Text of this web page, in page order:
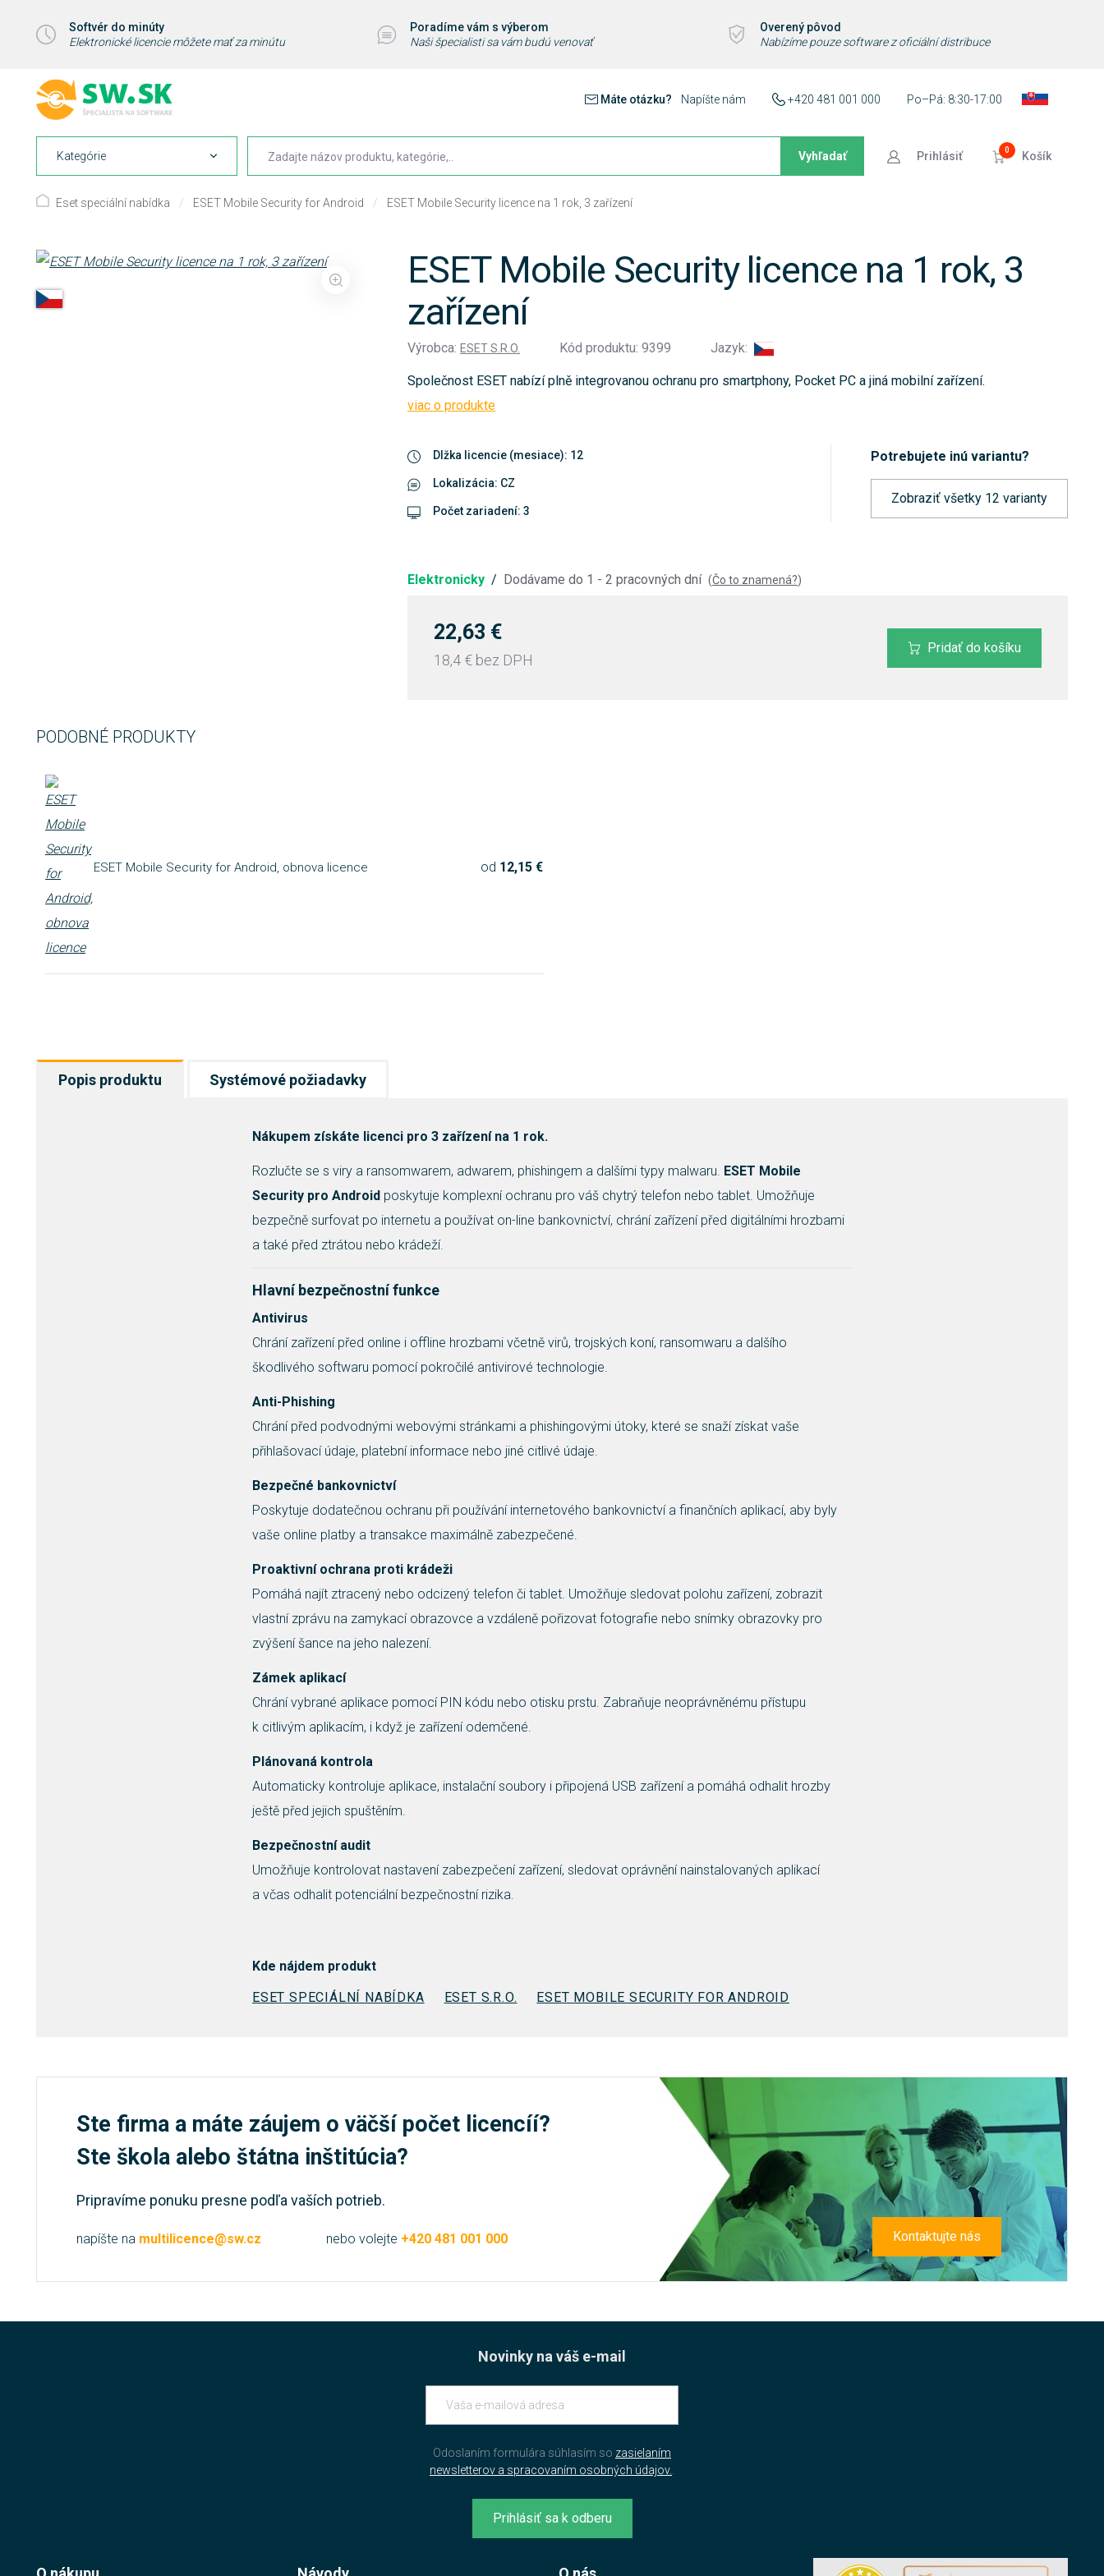
Softvér do minúty
Elektronické licencie môžete mať za minútu
Poradíme vám s výberom
Naši špecialisti sa vám budú venovať
Overený pôvod
Nabízíme pouze software z oficiální distribuce
Máte otázku? Napíšte nám +420 481 001 000 Po–Pá: 8:30-17:00
Kategórie Vyhľadať Prihlásiť 0 Košík
Eset speciální nabídka / ESET Mobile Security for Android / ESET Mobile Security licence na 1 rok, 3 zařízení
ESET Mobile Security licence na 1 rok, 3
zařízení
Výrobca: ESET S.R.O. Kód produktu: 9399 Jazyk:
Společnost ESET nabízí plně integrovanou ochranu pro smartphony, Pocket PC a jiná mobilní zařízení.
viac o produkte
Dlžka licencie (mesiace): 12
Lokalizácia: CZ
Počet zariadení: 3
Potrebujete inú variantu?
Zobraziť všetky 12 varianty
Elektronicky / Dodávame do 1 - 2 pracovných dní (Čo to znamená?)
22,63 €
18,4 € bez DPH
Pridať do košíku
PODOBNÉ PRODUKTY
ESET Mobile Security for Android, obnova licence od 12,15 €
Popis produktu Systémové požiadavky
Nákupem získáte licenci pro 3 zařízení na 1 rok.
Rozlučte se s viry a ransomwarem, adwarem, phishingem a dalšími typy malwaru. ESET Mobile
Security pro Android poskytuje komplexní ochranu pro váš chytrý telefon nebo tablet. Umožňuje
bezpečně surfovat po internetu a používat on-line bankovnictví, chrání zařízení před digitálními hrozbami
a také před ztrátou nebo krádeží.
Hlavní bezpečnostní funkce
Antivirus
Chrání zařízení před online i offline hrozbami včetně virů, trojských koní, ransomwaru a dalšího
škodlivého softwaru pomocí pokročilé antivirové technologie.
Anti-Phishing
Chrání před podvodnými webovými stránkami a phishingovými útoky, které se snaží získat vaše
přihlašovací údaje, platební informace nebo jiné citlivé údaje.
Bezpečné bankovnictví
Poskytuje dodatečnou ochranu při používání internetového bankovnictví a finančních aplikací, aby byly
vaše online platby a transakce maximálně zabezpečené.
Proaktivní ochrana proti krádeži
Pomáhá najít ztracený nebo odcizený telefon či tablet. Umožňuje sledovat polohu zařízení, zobrazit
vlastní zprávu na zamykací obrazovce a vzdáleně pořizovat fotografie nebo snímky obrazovky pro
zvýšení šance na jeho nalezení.
Zámek aplikací
Chrání vybrané aplikace pomocí PIN kódu nebo otisku prstu. Zabraňuje neoprávněnému přístupu
k citlivým aplikacím, i když je zařízení odemčené.
Plánovaná kontrola
Automaticky kontroluje aplikace, instalační soubory i připojená USB zařízení a pomáhá odhalit hrozby
ještě před jejich spuštěním.
Bezpečnostní audit
Umožňuje kontrolovat nastavení zabezpečení zařízení, sledovat oprávnění nainstalovaných aplikací
a včas odhalit potenciální bezpečnostní rizika.
Kde nájdem produkt
ESET SPECIÁLNÍ NABÍDKA
ESET S.R.O. ESET MOBILE SECURITY FOR ANDROID
Ste firma a máte záujem o väčší počet licencíí?
Ste škola alebo štátna inštitúcia?
Pripravíme ponuku presne podľa vaších potrieb.
napíšte na multilicence@sw.cz nebo volejte +420 481 001 000 Kontaktujte nás
Novinky na váš e-mail
Odoslaním formulára súhlasím so zasielaním
newsletterov a spracovaním osobných údajov..
Prihlásiť sa k odberu